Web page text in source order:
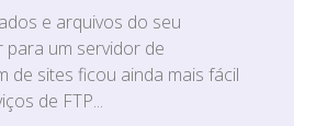
e arquivos do seu
um servidor de
de sites ficou ainda mais fácil
de FTP...